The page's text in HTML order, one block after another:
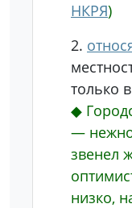
НКРЯ)
2.
только
◆
—
звенел
низко,